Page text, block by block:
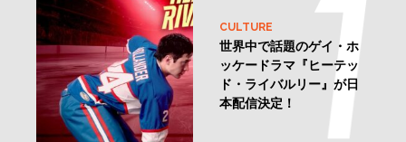
CULTURE
世界中で話題のゲイ・ホ
ッケードラマ『ヒーテッ
ド・ライバルリー』が日
本配信決定！